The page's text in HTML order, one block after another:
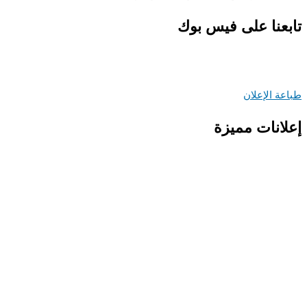
على فيس بوك
الإعلان
مميزة